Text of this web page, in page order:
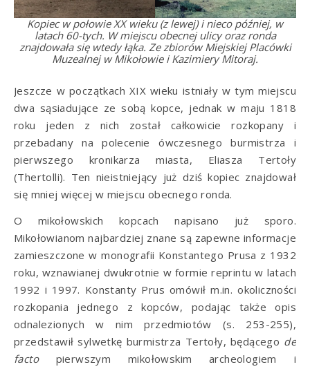
Kopiec w połowie XX wieku (z lewej) i nieco później, w
latach 60-tych. W miejscu obecnej ulicy oraz ronda
znajdowała się wtedy łąka. Ze zbiorów Miejskiej Placówki
Muzealnej w Mikołowie i Kazimiery Mitoraj.
Jeszcze w początkach XIX wieku istniały w tym miejscu
dwa sąsiadujące ze sobą kopce, jednak w maju 1818
roku jeden z nich został całkowicie rozkopany i
przebadany na polecenie ówczesnego burmistrza i
pierwszego kronikarza miasta, Eliasza Tertoły
(Thertolli). Ten nieistniejący już dziś kopiec znajdował
się mniej więcej w miejscu obecnego ronda.
O mikołowskich kopcach napisano już sporo.
Mikołowianom najbardziej znane są zapewne informacje
zamieszczone w monografii Konstantego Prusa z 1932
roku, wznawianej dwukrotnie w formie reprintu w latach
1992 i 1997. Konstanty Prus omówił m.in. okoliczności
rozkopania jednego z kopców, podając także opis
odnalezionych w nim przedmiotów (s. 253-255),
przedstawił sylwetkę burmistrza Tertoły, będącego de
factopierwszym mikołowskim archeologiem i